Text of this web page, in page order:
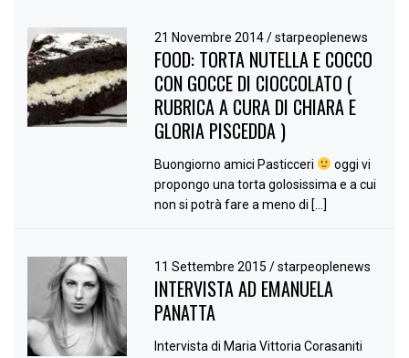
21 Novembre 2014/ starpeoplenews
FOOD: TORTA NUTELLA E COCCO
CON GOCCE DI CIOCCOLATO (
RUBRICA A CURA DI CHIARA E
GLORIA PISCEDDA )
Buongiorno amici Pasticceri
oggi vi
propongo una torta golosissima e a cui
non si potrà fare a meno di […]
11 Settembre 2015/ starpeoplenews
INTERVISTA AD EMANUELA
PANATTA
Intervista di Maria Vittoria Corasaniti